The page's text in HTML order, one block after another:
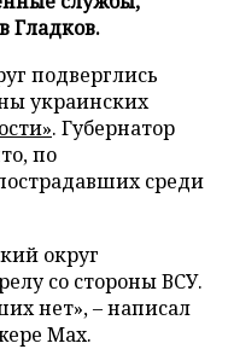
Гладков.
подверглись
украинских
. Губернатор
по
среди
округ
со стороны ВСУ.
нет», – написал
Мах.